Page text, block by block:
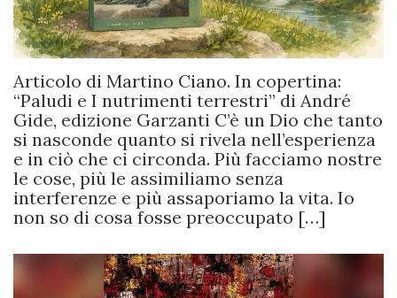
Articolo di Martino Ciano. In copertina:
“Paludi e I nutrimenti terrestri” di André
Gide, edizione Garzanti C’è un Dio che tanto
si nasconde quanto si rivela nell’esperienza
e in ciò che ci circonda. Più facciamo nostre
le cose, più le assimiliamo senza
interferenze e più assaporiamo la vita. Io
non so di cosa fosse preoccupato […]